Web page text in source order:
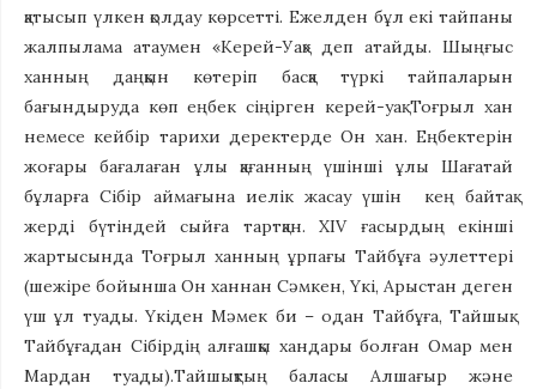
қатысып үлкен қолдау көрсетті. Ежелден бұл екі тайпаны
жалпылама атаумен «Керей-Уақ» деп атайды. Шыңғыс
ханның даңқын көтеріп басқа түркі тайпаларын
бағындыруда көп еңбек сіңірген керей-уақ Тоғрыл хан
немесе кейбір тарихи деректерде Он хан. Еңбектерін
жоғары бағалаған ұлы қағанның үшінші ұлы Шағатай
бұларға Сібір аймағына иелік жасау үшін кең байтақ
жерді бүтіндей сыйға тартқан. XIV ғасырдың екінші
жартысында Тоғрыл ханның ұрпағы Тайбұға әулеттері
(шежіре бойынша Он ханнан Сәмкен, Үкі, Арыстан деген
үш ұл туады. Үкіден Мәмек би – одан Тайбұға, Тайшық.
Тайбұғадан Сібірдің алғашқы хандары болған Омар мен
Мардан туады).Тайшықтың баласы Алшағыр және